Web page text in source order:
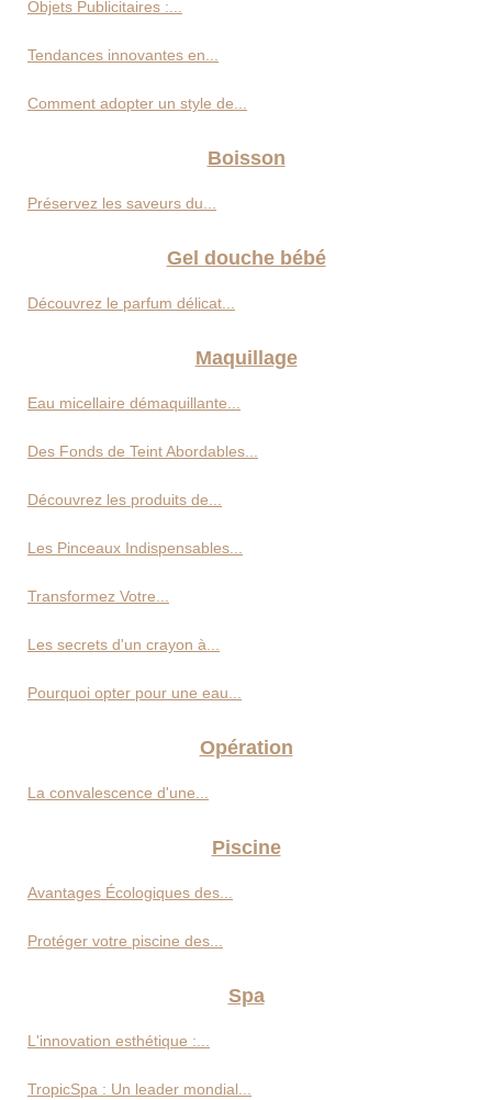
Objets Publicitaires :...
Tendances innovantes en...
Comment adopter un style de...
Boisson
Préservez les saveurs du...
Gel douche bébé
Découvrez le parfum délicat...
Maquillage
Eau micellaire démaquillante...
Des Fonds de Teint Abordables...
Découvrez les produits de...
Les Pinceaux Indispensables...
Transformez Votre...
Les secrets d'un crayon à...
Pourquoi opter pour une eau...
Opération
La convalescence d'une...
Piscine
Avantages Écologiques des...
Protéger votre piscine des...
Spa
L'innovation esthétique :...
TropicSpa : Un leader mondial...